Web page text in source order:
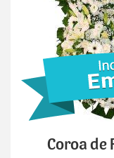
Coroa de